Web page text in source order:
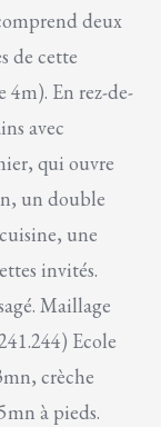
deux
de cette
4m). En rez-de-
avec
qui ouvre
un double
une
invités.
Maillage
Ecole
crèche
à pieds.